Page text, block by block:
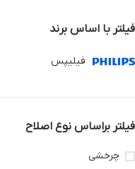
فیلتر با اساس برند
فیلیپس
فیلتر براساس نوع اصلاح
چرخشی